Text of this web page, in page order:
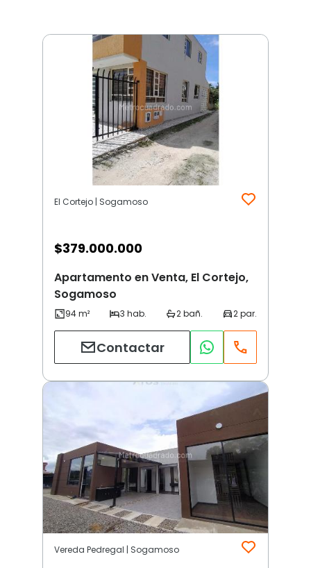
El Cortejo | Sogamoso
$379.000.000
Apartamento en Venta, El Cortejo,
Sogamoso
Contactar
Vereda Pedregal | Sogamoso